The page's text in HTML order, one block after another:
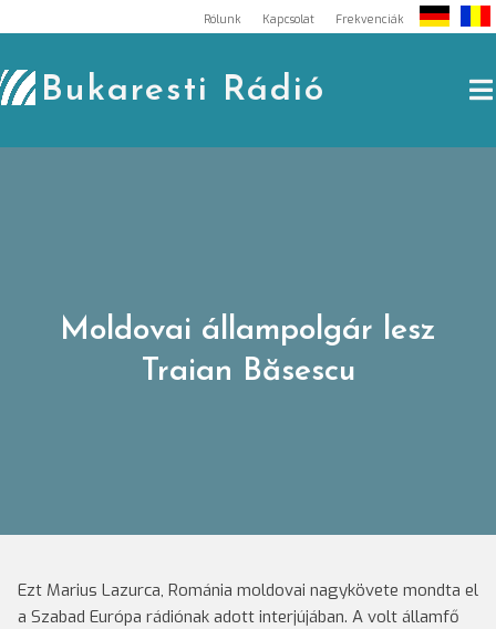
to
content
Rólunk Kapcsolat Frekvenciák
Bukaresti Rádió
Moldovai állampolgár lesz
Traian Băsescu
Ezt Marius Lazurca, Románia moldovai nagykövete mondta el
a Szabad Európa rádiónak adott interjújában. A volt államfő